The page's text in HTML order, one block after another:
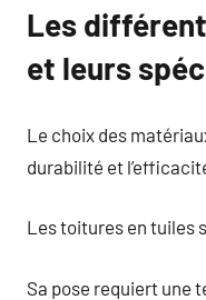
Les
et leurs
Le choix des
durabilité et
Les toitures en tuiles
Sa pose requiert une